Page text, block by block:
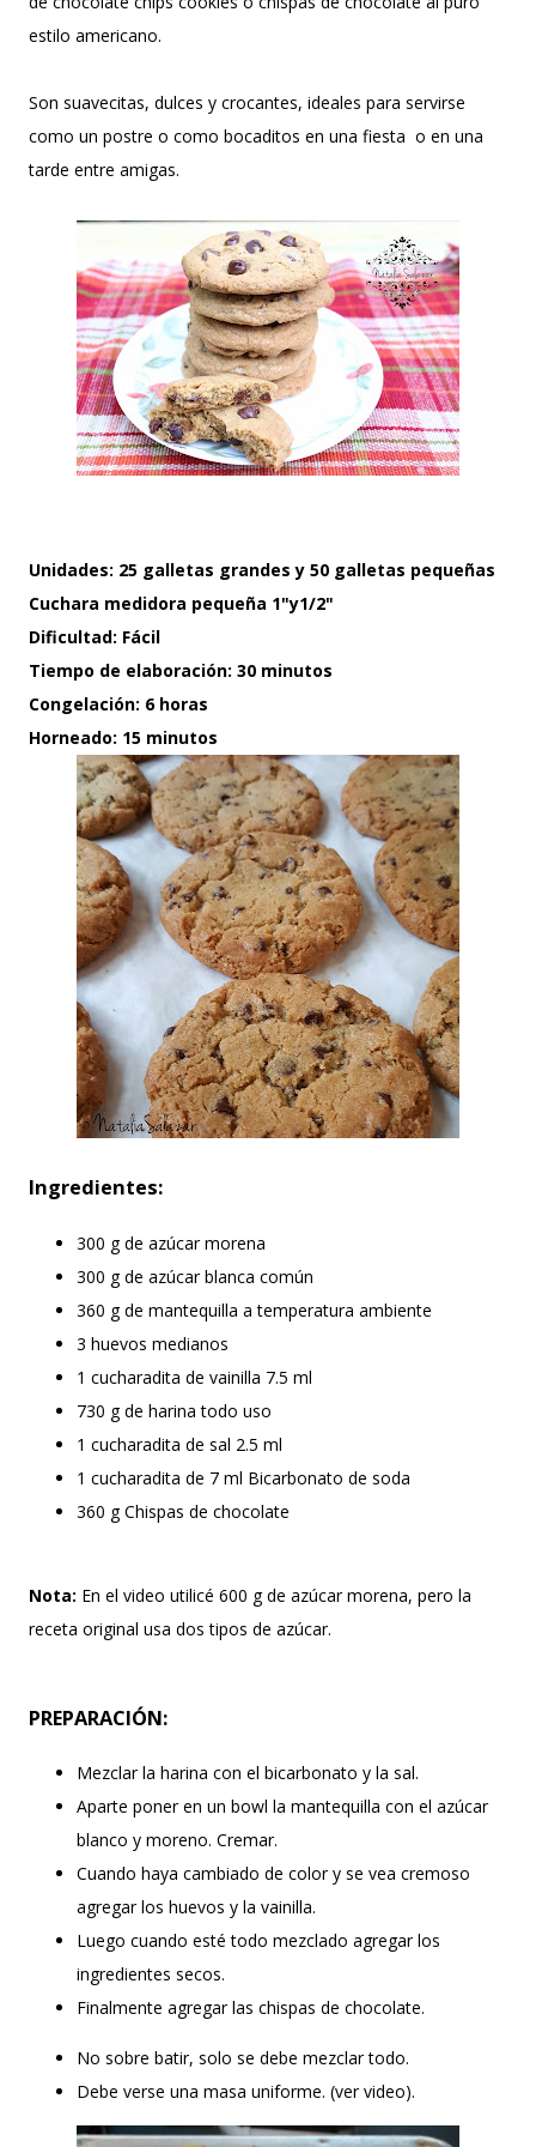
estilo americano.
Son suavecitas, dulces y crocantes, ideales para servirse
como un postre o como bocaditos en una fiesta o en una
tarde entre amigas.
Unidades: 25 galletas grandes y 50 galletas pequeñas
Cuchara medidora pequeña 1"y1/2"
Dificultad: Fácil
Tiempo de elaboración: 30 minutos
Congelación: 6 horas
Horneado: 15 minutos
Ingredientes:
300 g de azúcar morena
300 g de azúcar blanca común
360 g de mantequilla a temperatura ambiente
3 huevos medianos
1 cucharadita de vainilla 7.5 ml
730 g de harina todo uso
1 cucharadita de sal 2.5 ml
1 cucharadita de 7 ml Bicarbonato de soda
360 g Chispas de chocolate
Nota: En el video utilicé 600 g de azúcar morena, pero la
receta original usa dos tipos de azúcar.
PREPARACIÓN:
Mezclar la harina con el bicarbonato y la sal.
Aparte poner en un bowl la mantequilla con el azúcar
blanco y moreno. Cremar.
Cuando haya cambiado de color y se vea cremoso
agregar los huevos y la vainilla.
Luego cuando esté todo mezclado agregar los
ingredientes secos.
Finalmente agregar las chispas de chocolate.
No sobre batir, solo se debe mezclar todo.
Debe verse una masa uniforme. (ver video).